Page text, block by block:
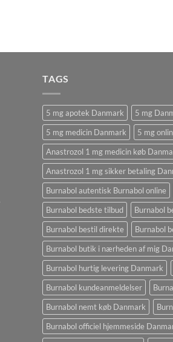
TAGS
5 mg apotek Danmark 5 mg
5 mg medicin Danmark
5 mg
Anastrozol 1 mg medicin køb
Anastrozol 1 mg sikker betaling
Burnabol autentisk Burnabol online
Burnabol bedste tilbud
Burnabol
Burnabol bestil direkte
Burnabol
Burnabol butik i nærheden af ​​mig
Burnabol hurtig levering Danmark
Burnabol kundeanmeldelser
Burnabol nemt køb Danmark
Burnabol officiel hjemmeside